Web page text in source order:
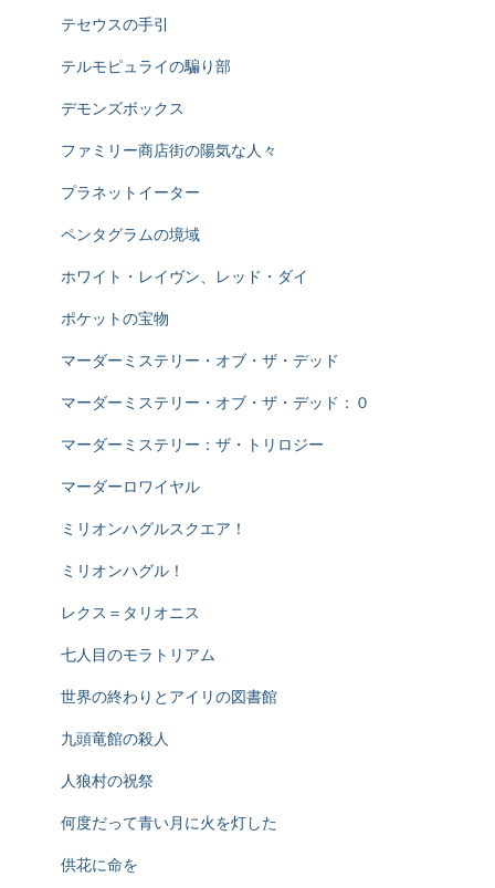
テセウスの手引
テルモピュライの騙り部
デモンズボックス
ファミリー商店街の陽気な人々
プラネットイーター
ペンタグラムの境域
ホワイト・レイヴン、レッド・ダイ
ポケットの宝物
マーダーミステリー・オブ・ザ・デッド
マーダーミステリー・オブ・ザ・デッド：０
マーダーミステリー：ザ・トリロジー
マーダーロワイヤル
ミリオンハグルスクエア！
ミリオンハグル！
レクス＝タリオニス
七人目のモラトリアム
世界の終わりとアイリの図書館
九頭竜館の殺人
人狼村の祝祭
何度だって青い月に火を灯した
供花に命を